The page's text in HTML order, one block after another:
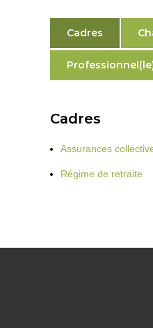
Cadres
Cadres
Assurances
Régime de retraite